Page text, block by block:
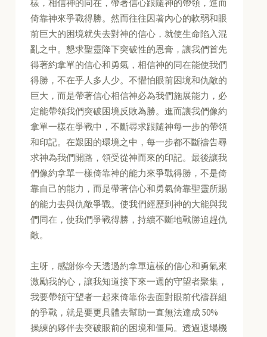
樣，相信神的同在，帶著信心跟隨神的帶領，進而
倚靠神來爭戰得勝。然而往往因著內心的軟弱和眼
前巨大的困境就失去對神的信心，就使生命陷入混
亂之中。懇求聖靈降下突破性的恩膏，讓我們首先
得著約拿單的信心和勇氣，相信神的同在能使我們
得勝，不在乎人多人少。不懼怕眼前困境和仇敵的
巨大，而是帶著信心相信神必為我們施展能力，必
定能帶領我們突破困境反敗為勝。進而讓我們像約
拿單一樣在爭戰中，不斷尋求跟隨神每一步的帶領
和印記。在艱困的環境之中，每一步都不斷禱告尋
求神為我們開路，領受從神而來的印記。最後讓我
們像約拿單一樣倚靠神的能力來爭戰得勝，不是倚
靠自己的能力，而是帶著信心和勇氣倚靠聖靈所賜
的能力去與仇敵爭戰。使我們經歷到神的大能與我
們同在，使我們爭戰得勝，持續不斷地戰勝追趕仇
敵。
主呀，感謝你今天透過約拿單這樣的信心和勇氣來
激勵我的心，讓我知道接下來一週的守望者聚集，
我要帶領守望者一起來倚靠你去面對眼前代禱群組
的爭戰，就是要更具體去幫助一直無法達成 50%
操練的夥伴去突破眼前的困境和僵局。透過退場機